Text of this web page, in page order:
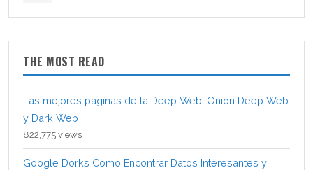
THE MOST READ
Las mejores páginas de la Deep Web, Onion Deep Web
y Dark Web
822,775 views
Google Dorks Como Encontrar Datos Interesantes y